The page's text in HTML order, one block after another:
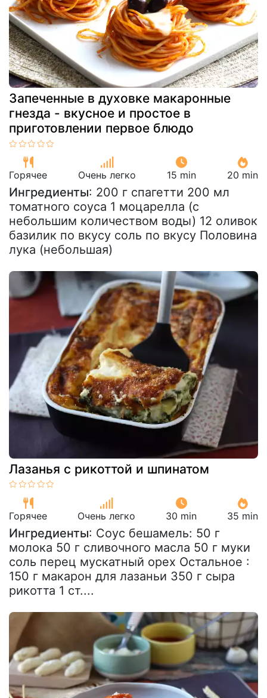
Запеченные в духовке макаронные
гнезда - вкусное и простое в
приготовлении первое блюдо
Горячее Очень легко 15 min 20 min
Ингредиенты: 200 г спагетти 200 мл
томатного соуса 1 моцарелла (с
небольшим количеством воды) 12 оливок
базилик по вкусу соль по вкусу Половина
лука (небольшая)
Лазанья с рикоттой и шпинатом
Горячее Очень легко 30 min 35 min
Ингредиенты: Соус бешамель: 50 г
молока 50 г сливочного масла 50 г муки
соль перец мускатный орех Остальное :
150 г макарон для лазаньи 350 г сыра
рикотта 1 ст....